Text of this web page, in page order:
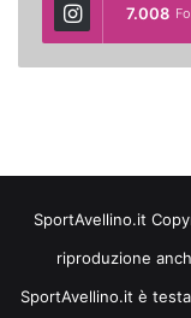
7.008
SportAvellino.it
riproduzione
SportAvellino.it è